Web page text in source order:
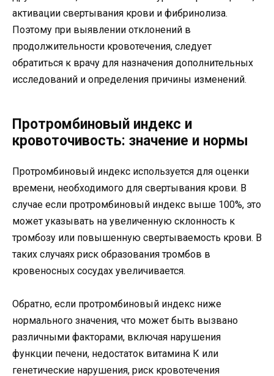
активации свертывания крови и фибринолиза.
Поэтому при выявлении отклонений в
продолжительности кровотечения, следует
обратиться к врачу для назначения дополнительных
исследований и определения причины изменений.
Протромбиновый индекс и
кровоточивость: значение и нормы
Протромбиновый индекс используется для оценки
времени, необходимого для свертывания крови. В
случае если протромбиновый индекс выше 100%, это
может указывать на увеличенную склонность к
тромбозу или повышенную свертываемость крови. В
таких случаях риск образования тромбов в
кровеносных сосудах увеличивается.
Обратно, если протромбиновый индекс ниже
нормального значения, что может быть вызвано
различными факторами, включая нарушения
функции печени, недостаток витамина К или
генетические нарушения, риск кровотечения